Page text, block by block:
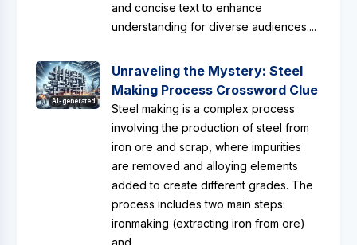
and concise text to enhance
understanding for diverse audiences....
AI-generated
Unraveling the Mystery: Steel
Making Process Crossword Clue
Steel making is a complex process
involving the production of steel from
iron ore and scrap, where impurities
are removed and alloying elements
added to create different grades. The
process includes two main steps:
ironmaking (extracting iron from ore)
and...